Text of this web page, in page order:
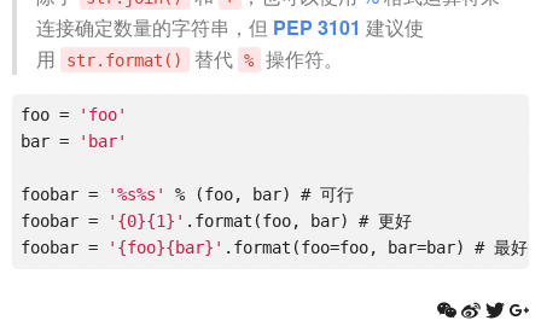
连接确定数量的字符串，但 PEP 3101 建议使
用
str.format() 替代 % 操作符。
foo =
'foo'
bar = 'bar'
foobar = '%s%s'
% (foo, bar) # 可行
foobar = '{0}{1}'
.format(foo, bar) # 更好
foobar = '{foo}{bar}' .format(foo=foo, bar=bar) # 最好